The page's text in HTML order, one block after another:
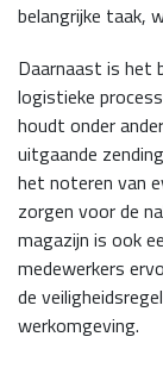
belangrijke taak,
Daarnaast is het
logistieke
houdt onder
uitgaande
het noteren van
zorgen voor de
magazijn is ook
medewerkers
de
werkomgeving.